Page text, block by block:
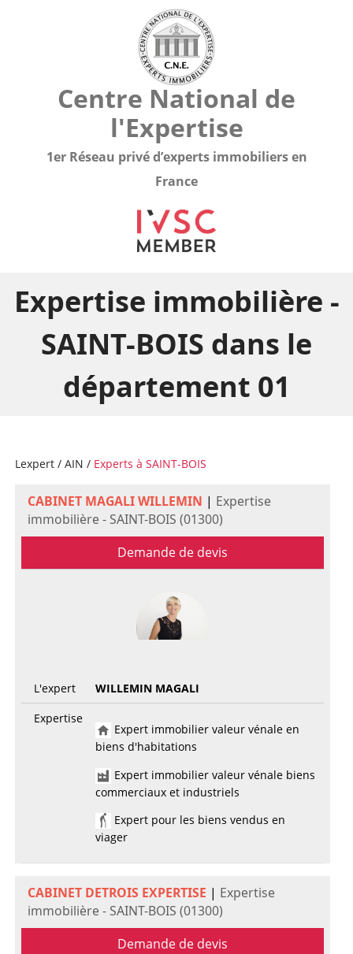
Centre National de
l'Expertise
1er Réseau privé d’experts immobiliers en
France
Expertise immobilière -
SAINT-BOIS dans le
département 01
Lexpert/ AIN / Experts à SAINT-BOIS
CABINET MAGALI WILLEMIN | Expertise
immobilière - SAINT-BOIS (01300)
Demande de devis
L'expert
WILLEMIN MAGALI
Expertise
Expert immobilier valeur vénale en
biens d'habitations
Expert immobilier valeur vénale biens
commerciaux et industriels
Expert pour les biens vendus en
viager
CABINET DETROIS EXPERTISE | Expertise
immobilière - SAINT-BOIS (01300)
Demande de devis